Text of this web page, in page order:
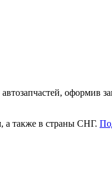
оформив
а также в страны СНГ.